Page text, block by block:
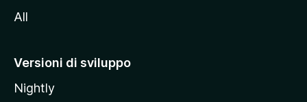
t
M
z
All
Versioni di sviluppo
Nightly